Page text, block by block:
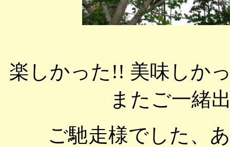
楽しかった!! 美味しか
またご一緒
ご馳走様でした、